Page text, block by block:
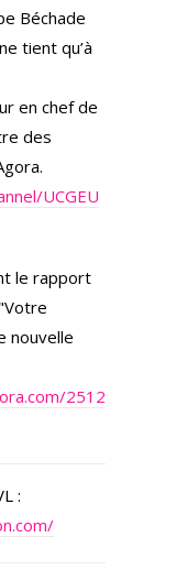
Béchade
tient qu’à
en chef de
des
UCGEU
le rapport
nouvelle
2512
: